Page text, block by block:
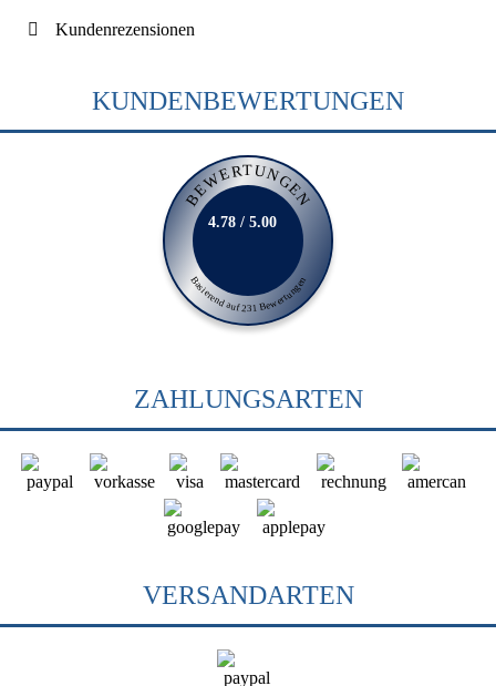
Kundenrezensionen
KUNDENBEWERTUNGEN
BEWERTUNGEN
Basierend auf 231 Bewertungen
4.78 / 5.00
ZAHLUNGSARTEN
VERSANDARTEN